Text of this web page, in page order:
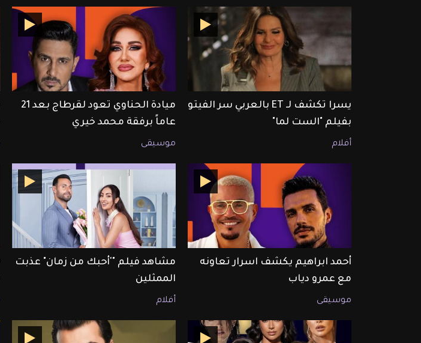
يسرا تكشف لـ ET بالعربي سر الفيتو
بفيلم "الست لما"
أفلام
ميادة الحناوي تعود لقرطاج بعد 21
عاماً برفقة محمد خيري
موسيقى
أحمد ابراهيم يكشف اسرار تعاونه
مع عمرو دياب
موسيقى
مشاهد فيلم "'أحبك من زمان" عذبت
الممثلين
أفلام